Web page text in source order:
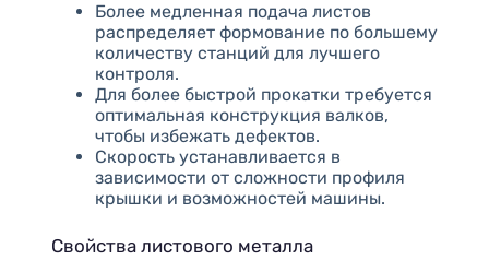
Более медленная подача листов
распределяет формование по большему
количеству станций для лучшего
контроля.
Для более быстрой прокатки требуется
оптимальная конструкция валков,
чтобы избежать дефектов.
Скорость устанавливается в
зависимости от сложности профиля
крышки и возможностей машины.
Свойства листового металла